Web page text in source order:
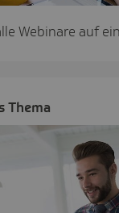
Webinare auf
Thema